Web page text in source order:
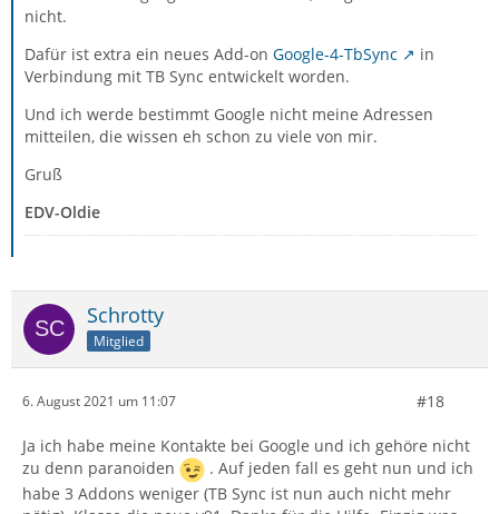
nicht.
Dafür ist extra ein neues Add-on Google-4-TbSync
in
Verbindung mit TB Sync entwickelt worden.
Und ich werde bestimmt Google nicht meine Adressen
mitteilen, die wissen eh schon zu viele von mir.
Gruß
EDV-Oldie
Schrotty
Mitglied
6. August 2021 um 11:07 #18
Ja ich habe meine Kontakte bei Google und ich gehöre nicht
zu denn paranoiden
. Auf jeden fall es geht nun und ich
habe 3 Addons weniger (TB Sync ist nun auch nicht mehr